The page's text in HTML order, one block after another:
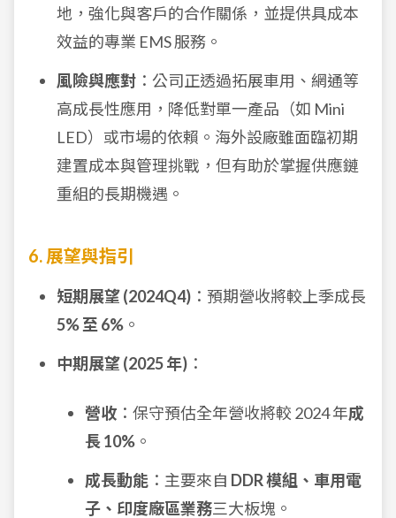
地，強化與客戶的合作關係，並提供具成本
效益的專業 EMS 服務。
風險與應對 ：公司正透過拓展車用、網通等
高成長性應用，降低對單一產品（如 Mini
LED）或市場的依賴。海外設廠雖面臨初期
建置成本與管理挑戰，但有助於掌握供應鏈
重組的長期機遇。
6. 展望與指引
短期展望 (2024Q4) ：預期營收將較上季成長
5% 至 6% 。
中期展望 (2025 年) ：
營收 ：保守預估全年營收將較 2024 年成
長 10% 。
成長動能 ：主要來自 DDR 模組、車用電
子、印度廠區業務三大板塊。